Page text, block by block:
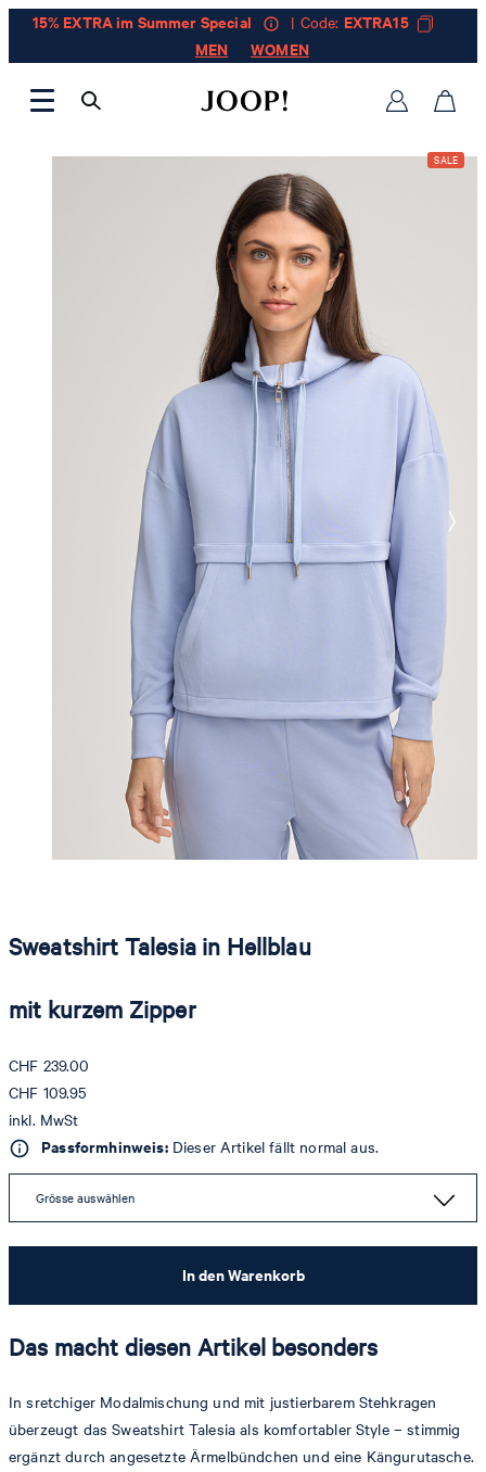
15% EXTRA im Summer Special | Code: EXTRA15
MEN
WOMEN
Sweatshirt Talesia in Hellblau
mit kurzem Zipper
CHF 239.00
CHF 109.95
inkl. MwSt
Passformhinweis:Dieser Artikel fällt normal aus.
Grösse auswählen
In den Warenkorb
Das macht diesen Artikel besonders
In sretchiger Modalmischung und mit justierbarem Stehkragen
überzeugt das Sweatshirt Talesia als komfortabler Style – stimmig
ergänzt durch angesetzte Ärmelbündchen und eine Kängurutasche.